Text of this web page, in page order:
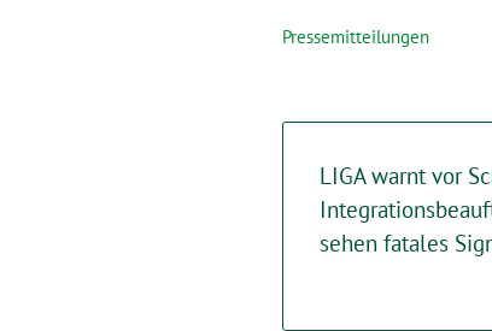
Pressemitteilungen
LIGA warnt vor
sehen fatales